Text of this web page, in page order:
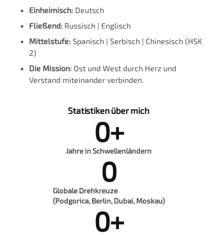
Einheimisch: Deutsch
Fließend: Russisch | Englisch
Mittelstufe: Spanisch | Serbisch | Chinesisch (HSK
2)
Die Mission: Ost und West durch Herz und
Verstand miteinander verbinden.
Statistiken über mich
Jahre in Schwellenländern
0+
Globale Drehkreuze
(Podgorica, Berlin, Dubai, Moskau)
0
0+